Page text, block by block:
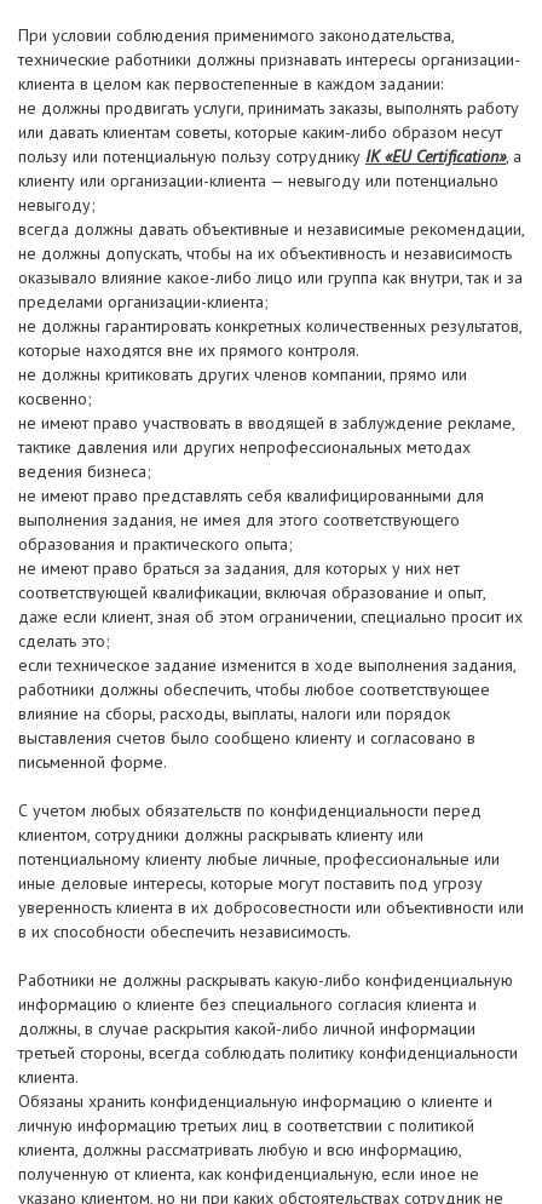
При условии соблюдения применимого законодательства,
технические работники должны признавать интересы организации-
клиента в целом как первостепенные в каждом задании:
не должны продвигать услуги, принимать заказы, выполнять работу
или давать клиентам советы, которые каким-либо образом несут
пользу или потенциальную пользу сотруднику IK «EU Certification», а
клиенту или организации-клиента — невыгоду или потенциально
невыгоду;
всегда должны давать объективные и независимые рекомендации,
не должны допускать, чтобы на их объективность и независимость
оказывало влияние какое-либо лицо или группа как внутри, так и за
пределами организации-клиента;
не должны гарантировать конкретных количественных результатов,
которые находятся вне их прямого контроля.
не должны критиковать других членов компании, прямо или
косвенно;
не имеют право участвовать в вводящей в заблуждение рекламе,
тактике давления или других непрофессиональных методах
ведения бизнеса;
не имеют право представлять себя квалифицированными для
выполнения задания, не имея для этого соответствующего
образования и практического опыта;
не имеют право браться за задания, для которых у них нет
соответствующей квалификации, включая образование и опыт,
даже если клиент, зная об этом ограничении, специально просит их
сделать это;
если техническое задание изменится в ходе выполнения задания,
работники должны обеспечить, чтобы любое соответствующее
влияние на сборы, расходы, выплаты, налоги или порядок
выставления счетов было сообщено клиенту и согласовано в
письменной форме.
С учетом любых обязательств по конфиденциальности перед
клиентом, сотрудники должны раскрывать клиенту или
потенциальному клиенту любые личные, профессиональные или
иные деловые интересы, которые могут поставить под угрозу
уверенность клиента в их добросовестности или объективности или
в их способности обеспечить независимость.
Работники не должны раскрывать какую-либо конфиденциальную
информацию о клиенте без специального согласия клиента и
должны, в случае раскрытия какой-либо личной информации
третьей стороны, всегда соблюдать политику конфиденциальности
клиента.
Обязаны хранить конфиденциальную информацию о клиенте и
личную информацию третьих лиц в соответствии с политикой
клиента, должны рассматривать любую и всю информацию,
полученную от клиента, как конфиденциальную, если иное не
указано клиентом, но ни при каких обстоятельствах сотрудник не